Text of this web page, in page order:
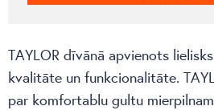
TAYLOR dīvānā apvienots
kvalitāte un funkcionalitāte.
par komfortablu gultu